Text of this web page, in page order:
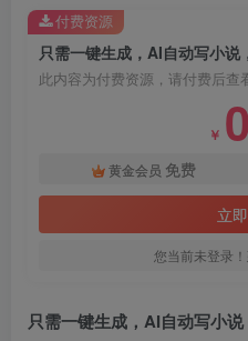
此内容为付费资源，请付费后查
￥
黄金会员 免费
立
您当前未登录
付费资源
只需一键生成，AI自动写小